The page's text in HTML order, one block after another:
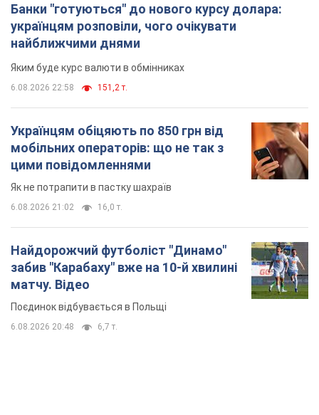
Банки "готуються" до нового курсу долара:
українцям розповіли, чого очікувати
найближчими днями
Яким буде курс валюти в обмінниках
6.08.2026 22:58 151,2 т.
Українцям обіцяють по 850 грн від
мобільних операторів: що не так з
цими повідомленнями
Як не потрапити в пастку шахраїв
6.08.2026 21:02 16,0 т.
Найдорожчий футболіст "Динамо"
забив "Карабаху" вже на 10-й хвилині
матчу. Відео
Поєдинок відбувається в Польщі
6.08.2026 20:48 6,7 т.